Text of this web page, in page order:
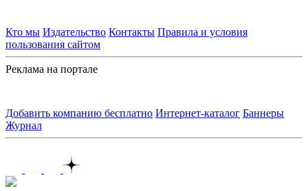
Кто мы Издательство Контакты Правила и условия
пользования сайтом
Реклама на портале
Добавить компанию бесплатно Интернет-каталог Баннеры
Журнал